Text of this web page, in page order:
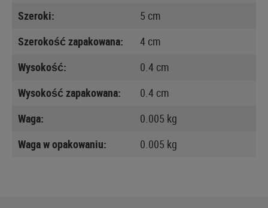
Szeroki:
5 cm
Szerokość zapakowana:
4 cm
Wysokość:
0.4 cm
Wysokość zapakowana:
0.4 cm
Waga:
0.005 kg
Waga w opakowaniu:
0.005 kg